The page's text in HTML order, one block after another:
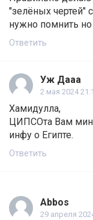
"зелёных чертей"
нужно помнить
Ответить
Уж Дааа
2 мая 2024
Хамидулла,
ЦИПСОта Вам
инфу о Египте.
Ответить
Abbos
29 апреля